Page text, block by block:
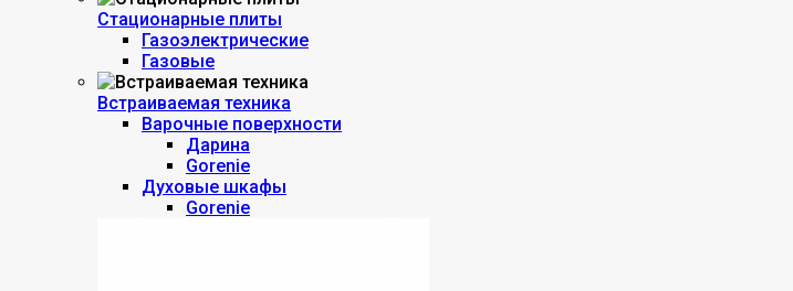
Стационарные плиты
Газоэлектрические
Газовые
Встраиваемая техника
Варочные поверхности
Дарина
Gorenie
Духовые шкафы
Gorenie